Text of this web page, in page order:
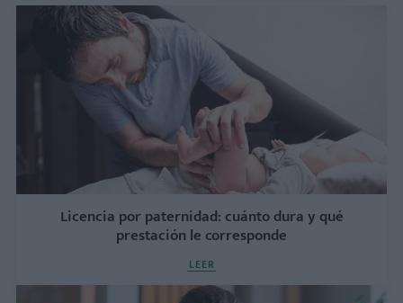
Licencia por paternidad: cuánto dura y qué
prestación le corresponde
LEER